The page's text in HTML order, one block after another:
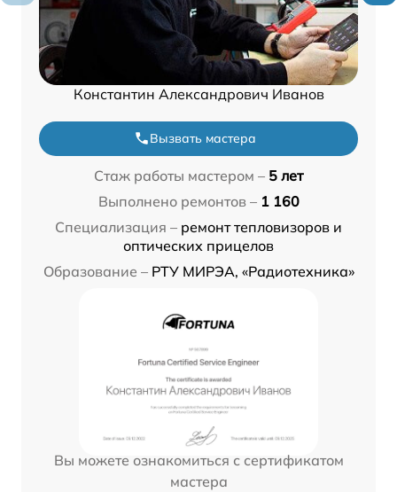
Константин Александрович Иванов
Вызвать мастера
Стаж работы мастером – 5 лет
Выполнено ремонтов – 1 160
Специализация – ремонт тепловизоров и
оптических прицелов
Образование – РТУ МИРЭА, «Радиотехника»
Вы можете ознакомиться с сертификатом
мастера